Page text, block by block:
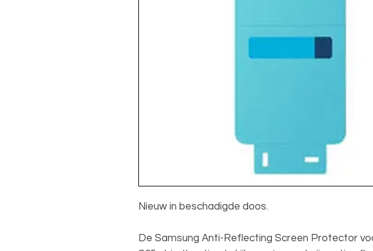
Nieuw in beschadigde doos.
De Samsung Anti-Reflecting Screen Protector